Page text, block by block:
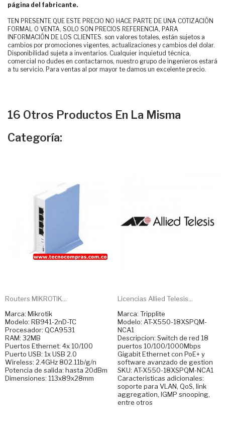
página del fabricante.
TEN PRESENTE QUE ESTE PRECIO NO HACE PARTE DE UNA COTIZACIÓN
FORMAL O VENTA, SOLO SON PRECIOS REFERENCIA, PARA
INFORMACIÓN DE LOS CLIENTES. son valores totales, están sujetos a
cambios por promociones vigentes, actualizaciones y cambios del dolar.
Disponibilidad sujeta a inventarios. Cualquier inquietud técnica,
comercial no dudes en contactarnos, nuestro grupo de ingenieros estará
a tu servicio. Para ventas al por mayor te damos un excelente precio.
16 Otros Productos En La Misma
Categoría:
Routers MIKROTIK...
Marca: Mikrotik
Modelo: RB941-2nD-TC
Procesador: QCA9531
RAM: 32MB
Puertos Ethernet: 4x 10/100
Puerto USB: 1x USB 2.0
Wireless: 2.4GHz 802.11b/g/n
Potencia de salida: hasta 20dBm
Dimensiones: 113x89x28mm
Licencias Allied Telesis...
Marca: Tripplite
Modelo: AT-X550-18XSPQM-
NCA1
Descripcion: Switch de red 18
puertos 10/100/1000Mbps
Gigabit Ethernet con PoE+ y
software avanzado de gestion
SKU: AT-X550-18XSPQM-NCA1
Caracteristicas adicionales:
soporte para VLAN, QoS, link
aggregation, IGMP snooping,
entre otros